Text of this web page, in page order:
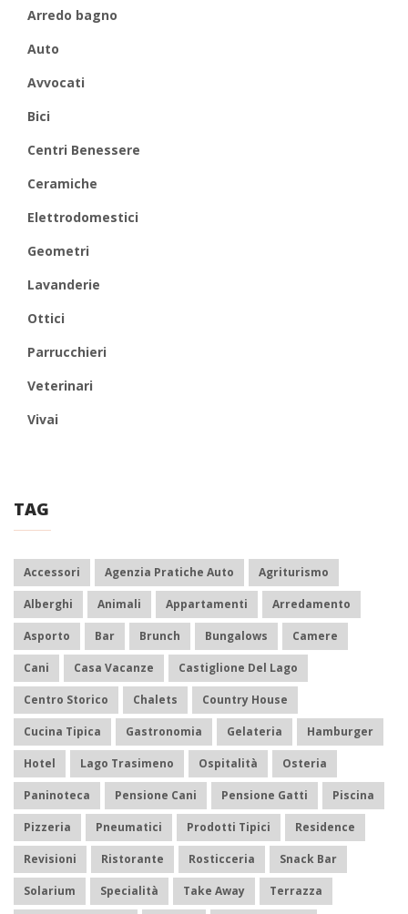
Arredo bagno
Auto
Avvocati
Bici
Centri Benessere
Ceramiche
Elettrodomestici
Geometri
Lavanderie
Ottici
Parrucchieri
Veterinari
Vivai
TAG
Accessori Agenzia Pratiche Auto Agriturismo
Alberghi Animali Appartamenti Arredamento
Asporto Bar Brunch Bungalows Camere
Cani Casa Vacanze Castiglione Del Lago
Centro Storico Chalets Country House
Cucina Tipica Gastronomia Gelateria Hamburger
Hotel Lago Trasimeno Ospitalità Osteria
Paninoteca Pensione Cani Pensione Gatti Piscina
Pizzeria Pneumatici Prodotti Tipici Residence
Revisioni Ristorante Rosticceria Snack Bar
Solarium Specialità Take Away Terrazza